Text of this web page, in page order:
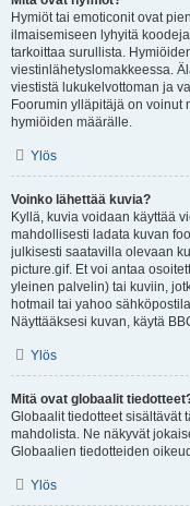
Hymiöt tai emoticonit ovat
ilmaisemiseen lyhyitä
tarkoittaa surullista.
viestinlähetyslomakkeessa.
viestistä lukukelvottoman ja
Foorumin ylläpitäjä on voinut
hymiöiden määrälle.
Ylös
Voinko lähettää kuvia?
Kyllä, kuvia voidaan käyttää
mahdollisesti ladata kuvan
julkisesti saatavilla olevaan
picture.gif. Et voi antaa
yleinen palvelin) tai kuviin,
hotmail tai yahoo
Näyttääksesi kuvan, käytä
Ylös
Mitä ovat globaalit
Globaalit tiedotteet sisältävät
mahdolista. Ne näkyvät
Globaalien tiedotteiden
Ylös